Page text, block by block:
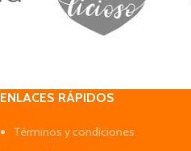
ENLACES RÁPIDOS
Términos y condiciones